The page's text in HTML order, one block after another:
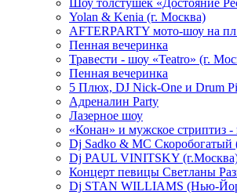
Шоу толстушек «Достояние
Yolan & Kenia (г. Москва)
AFTERPARTY мото-шоу на
Пенная вечеринка
Травести - шоу «Teatro» (г.
Пенная вечеринка
5 Плюх, DJ Nick-One и Drum
Адреналин Party
Лазерное шоу
«Конан» и мужское стриптиз
Dj Sadko & МС Скоробогатый
Dj PAUL VINITSKY
Концерт певицы Светланы
Dj STAN WILLIAMS (Нью-